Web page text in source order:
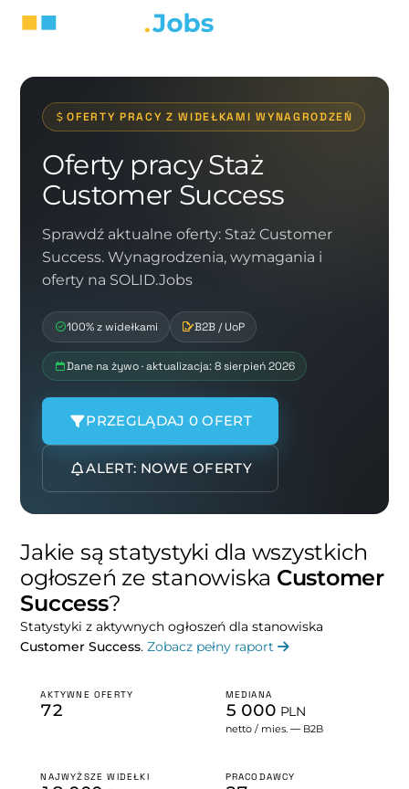
OFERTY PRACY Z WIDEŁKAMI WYNAGRODZEŃ
Oferty pracy Staż
Customer Success
Sprawdź aktualne oferty: Staż Customer
Success. Wynagrodzenia, wymagania i
oferty na SOLID.Jobs
100% z widełkami B2B / UoP
Dane na żywo · aktualizacja: 8 sierpień 2026
PRZEGLĄDAJ 0 OFERT
ALERT: NOWE OFERTY
Jakie są statystyki dla wszystkich
ogłoszeń ze stanowiska Customer
Success?
Statystyki z aktywnych ogłoszeń dla stanowiska
Customer Success.Zobacz pełny raport
AKTYWNE OFERTY
72
MEDIANA
5 000 PLN
netto / mies. — B2B
NAJWYŻSZE WIDEŁKI PRACODAWCY